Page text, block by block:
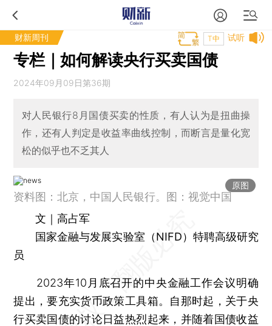
财新周刊 试听
T中
专栏｜如何解读央行买卖国债
2024年09月09日第36期
对人民银行8月国债买卖的性质，有人认为是扭曲操
作，还有人判定是收益率曲线控制，而断言是量化宽
松的似乎也不乏其人
原图
资料图：北京，中国人民银行。图：视觉中国
文｜高占军
国家金融与发展实验室（NIFD）特聘高级研究
员
2023年10月底召开的中央金融工作会议明确
提出，要充实货币政策工具箱。自那时起，关于央
行买卖国债的讨论日益热烈起来，并随着国债收益